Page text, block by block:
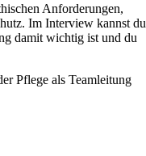
Anforderungen,
Im Interview kannst du
damit wichtig ist und du
Pflege als Teamleitung